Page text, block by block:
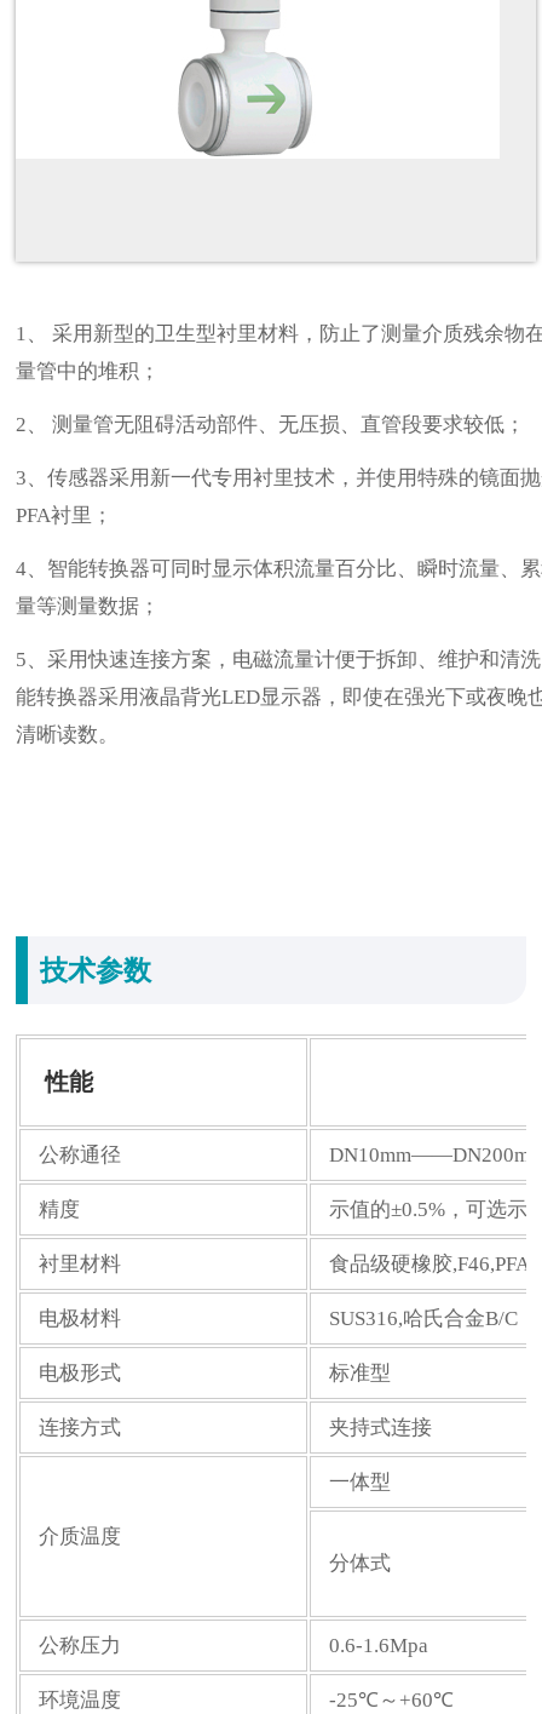
1、 采用新型的卫生型衬里材料，防止了测量介质残余物
量管中的堆积；
2、测量管无阻碍活动部件、无压损、直管段要求较低；
3、传感器采用新一代专用衬里技术，并使用特殊的镜面
PFA衬里；
4、智能转换器可同时显示体积流量百分比、瞬时流量、
量等测量数据；
5、采用快速连接方案，电磁流量计便于拆卸、维护和清
能转换器采用液晶背光LED显示器，即使在强光下或夜晚
清晰读数。
技术参数
性能
公称通径
精度 示值的±0.5%，可选示
衬里材料 食品级硬橡胶,F46,PFA
电极材料 SUS316,哈氏合金B/C
电极形式 标准型
连接方式 夹持式连接
介质温度
一体型
分体式
公称压力 0.6-1.6Mpa
环境温度 -25℃～+60℃